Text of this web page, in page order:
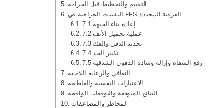
التقييم والتخطيط قبل الجراحة
التقنيات الجراحية في FFS العرقية المحددة
7.1 إعادة بناء الجبهة
7.2 عملية تجميل الأنف
7.3 تحديد الذقن والفك
7.4 تكبير الخد
7.5 رفع الشفاه وإزالة وسادة الدهون الشدقية
التعافي والرعاية اللاحقة
الاعتبارات النفسية والعاطفية
النتائج المتوقعة والتوقعات الواقعية
المخاطر والمضاعفات